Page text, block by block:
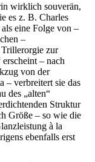
wirklich souverän,
es z. B. Charles
eine Folge von –
–
zur
– nach
von der
– verbreitert sie das
des „alten“
Struktur
Größe – so wie die
à la
ebenfalls erst